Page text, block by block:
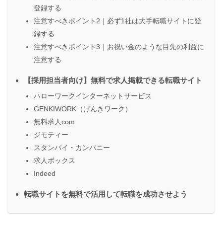
登録する
注意すべきポイント2｜必ず1社は大手転職サイトに登
録する
注意すべきポイント3｜お祝い金のような目先の利益に
注意する
【採用担当者向け】無料で求人掲載できる転職サイト
ハローワークインターネットサービス
GENKIWORK（げんきワーク）
無料求人com
ジモティー
スタンバイ・カンパニー
求人ボックス
Indeed
転職サイトを無料で活用して転職を成功させよう